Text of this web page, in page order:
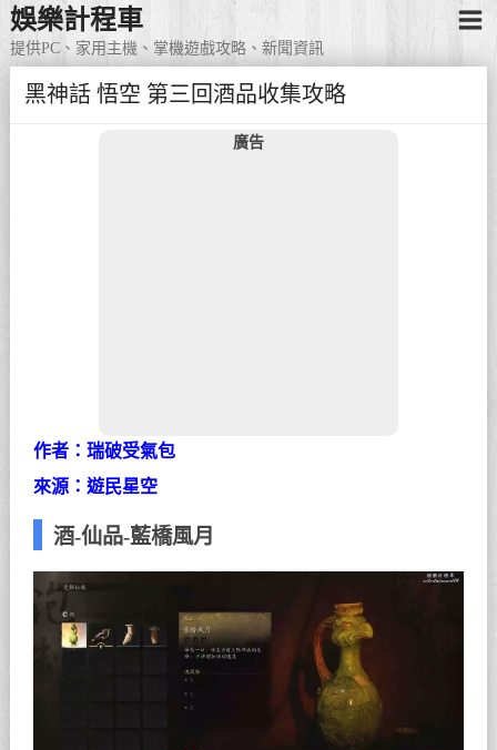
娛樂計程車
提供PC、家用主機、掌機遊戲攻略、新聞資訊
黑神話 悟空 第三回酒品收集攻略
廣告
作者：瑞破受氣包
來源：遊民星空
酒-仙品-藍橋風月